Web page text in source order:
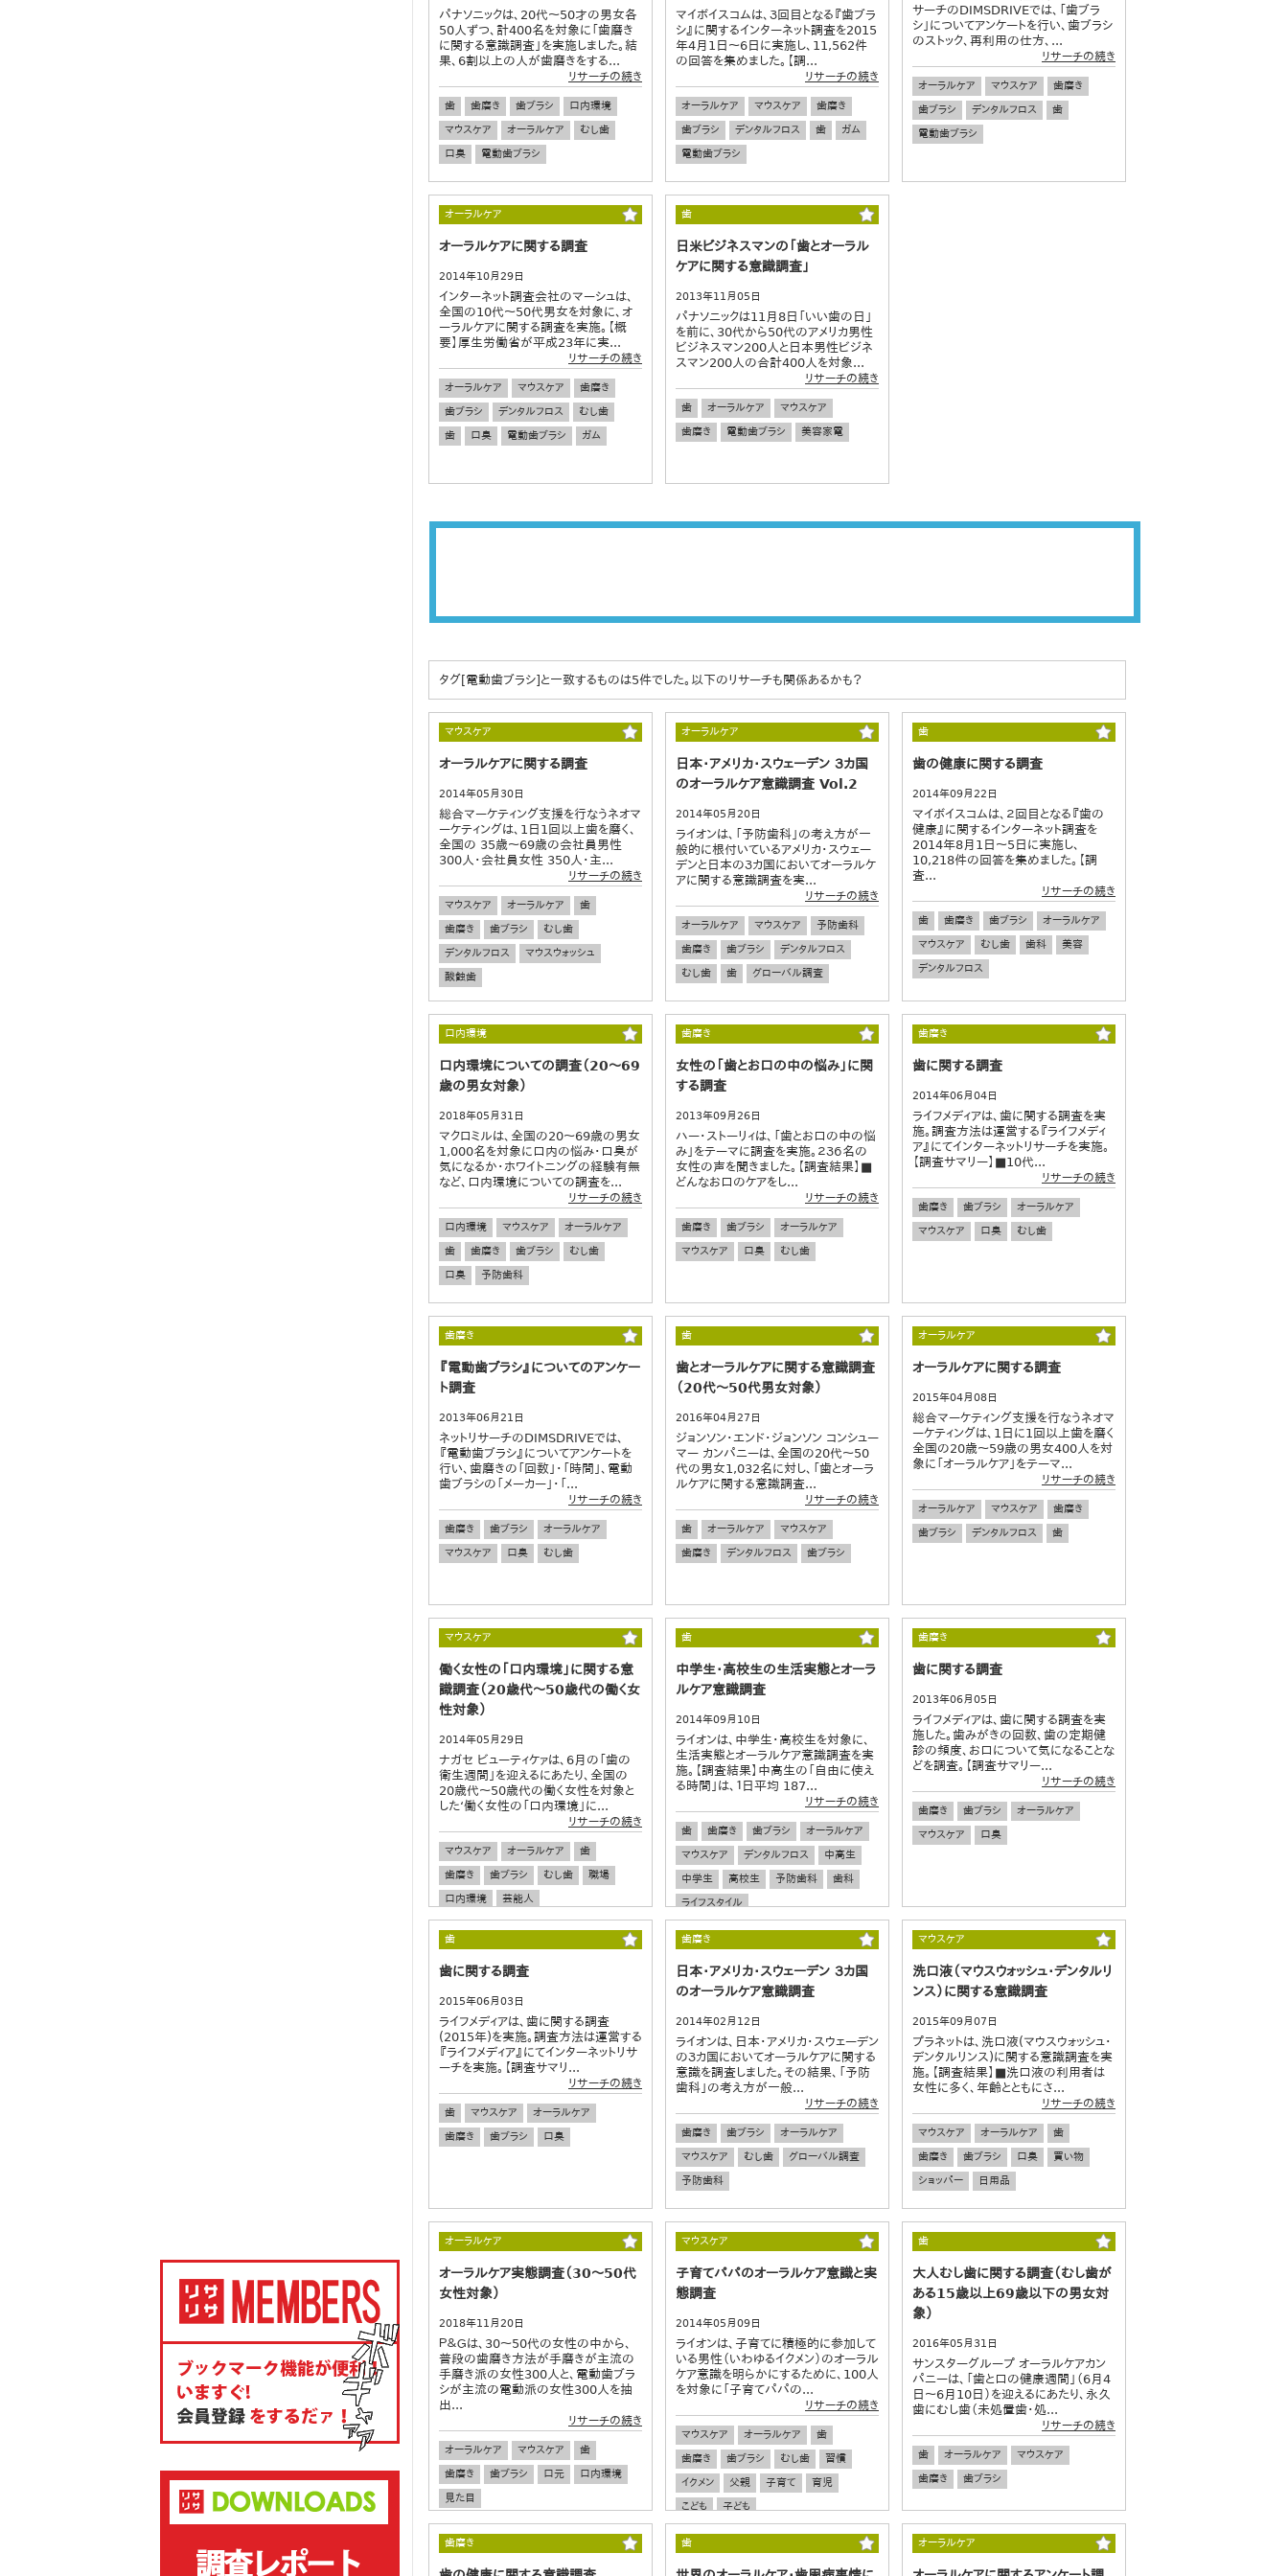
パナソニックは、20代～50才の男女各
50人ずつ、計400名を対象に「歯磨き
に関する意識調査」を実施しました。結
果、6割以上の人が歯磨きをする...
リサーチの続き
歯 歯磨き 歯ブラシ
口内環境
マウスケア
オーラルケア
むし歯
口臭
電動歯ブラシ
マイボイスコムは、３回目となる『歯ブラ
シ』に関するインターネット調査を2015
年4月1日～6日に実施し、11,562件
の回答を集めました。【調...
リサーチの続き
オーラルケア マウスケア
歯磨き
歯ブラシ
デンタルフロス 歯
ガム
電動歯ブラシ
サーチのDIMSDRIVEでは、「歯ブラ
シ」についてアンケートを行い、歯ブラシ
のストック、再利用の仕方、...
リサーチの続き
オーラルケア マウスケア
歯磨き
歯ブラシ
デンタルフロス
歯
電動歯ブラシ
オーラルケア
オーラルケアに関する調査
2014年10月29日
インターネット調査会社のマーシュは、
全国の10代～50代男女を対象に、オ
ーラルケアに関する調査を実施。【概
要】厚生労働省が平成23年に実...
リサーチの続き
オーラルケア マウスケア
歯磨き
歯ブラシ
デンタルフロス
むし歯
歯
口臭 電動歯ブラシ ガム
歯
日米ビジネスマンの「歯とオーラル
ケアに関する意識調査」
2013年11月05日
パナソニックは11月8日「いい歯の日」
を前に、30代から50代のアメリカ男性
ビジネスマン200人と日本男性ビジネ
スマン200人の合計400人を対象...
リサーチの続き
歯 オーラルケア
マウスケア
歯磨き
電動歯ブラシ 美容家電
タグ[電動歯ブラシ]と一致するものは5件でした。以下のリサーチも関係あるかも？
マウスケア
オーラルケアに関する調査
2014年05月30日
総合マーケティング支援を行なうネオマ
ーケティングは、1日1回以上歯を磨く、
全国の 35歳～69歳の会社員男性
300人・会社員女性 350人・主...
リサーチの続き
マウスケア オーラルケア
歯
歯磨き
歯ブラシ
むし歯
デンタルフロス
マウスウォッシュ
酸蝕歯
オーラルケア
日本・アメリカ・スウェーデン ３カ国
のオーラルケア意識調査 Vol.2
2014年05月20日
ライオンは、「予防歯科」の考え方が一
般的に根付いているアメリカ・スウェー
デンと日本の３カ国においてオーラルケ
アに関する意識調査を実...
リサーチの続き
オーラルケア マウスケア
予防歯科
歯磨き
歯ブラシ
デンタルフロス
むし歯
歯 グローバル調査
歯
歯の健康に関する調査
2014年09月22日
マイボイスコムは、２回目となる『歯の
健康』に関するインターネット調査を
2014年8月1日～5日に実施し、
10,218件の回答を集めました。【調
査...
リサーチの続き
歯 歯磨き 歯ブラシ
オーラルケア
マウスケア
むし歯 歯科
美容
デンタルフロス
口内環境
口内環境についての調査（20～69
歳の男女対象）
2018年05月31日
マクロミルは、全国の20～69歳の男女
1,000名を対象に口内の悩み・口臭が
気になるか・ホワイトニングの経験有無
など、口内環境についての調査を...
リサーチの続き
口内環境 マウスケア
オーラルケア
歯
歯磨き 歯ブラシ
むし歯
口臭
予防歯科
歯磨き
女性の「歯とお口の中の悩み」に関
する調査
2013年09月26日
ハー・ストーリィは、「歯とお口の中の悩
み」をテーマに調査を実施。２３６名の
女性の声を聞きました。【調査結果】■
どんなお口のケアをし...
リサーチの続き
歯磨き 歯ブラシ
オーラルケア
マウスケア
口臭 むし歯
歯磨き
歯に関する調査
2014年06月04日
ライフメディアは、歯に関する調査を実
施。調査方法は運営する『ライフメディ
ア』にてインターネットリサーチを実施。
【調査サマリー】■10代...
リサーチの続き
歯磨き 歯ブラシ
オーラルケア
マウスケア
口臭 むし歯
歯磨き
『電動歯ブラシ』についてのアンケー
ト調査
2013年06月21日
ネットリサーチのDIMSDRIVEでは、
『電動歯ブラシ』についてアンケートを
行い、歯磨きの「回数」・「時間」、電動
歯ブラシの「メーカー」・「...
リサーチの続き
歯磨き 歯ブラシ
オーラルケア
マウスケア
口臭 むし歯
歯
歯とオーラルケアに関する意識調査
（20代～50代男女対象）
2016年04月27日
ジョンソン・エンド・ジョンソン コンシュー
マー カンパニーは、全国の20代～50
代の男女1,032名に対し、「歯とオーラ
ルケアに関する意識調査...
リサーチの続き
歯 オーラルケア
マウスケア
歯磨き
デンタルフロス 歯ブラシ
オーラルケア
オーラルケアに関する調査
2015年04月08日
総合マーケティング支援を行なうネオマ
ーケティングは、1日に1回以上歯を磨く
全国の20歳～59歳の男女400人を対
象に「オーラルケア」をテーマ...
リサーチの続き
オーラルケア マウスケア
歯磨き
歯ブラシ
デンタルフロス 歯
マウスケア
働く女性の「口内環境」に関する意
識調査（20歳代～50歳代の働く女
性対象）
2014年05月29日
ナガセ ビューティケァは、6月の「歯の
衛生週間」を迎えるにあたり、全国の
20歳代～50歳代の働く女性を対象と
した‘働く女性の「口内環境」に...
リサーチの続き
マウスケア オーラルケア
歯
歯磨き
歯ブラシ むし歯
職場
口内環境
芸能人
歯
中学生・高校生の生活実態とオーラ
ルケア意識調査
2014年09月10日
ライオンは、中学生・高校生を対象に、
生活実態とオーラルケア意識調査を実
施。【調査結果】中高生の「自由に使え
る時間」は、１日平均 187...
リサーチの続き
歯 歯磨き 歯ブラシ
オーラルケア
マウスケア
デンタルフロス
中高生
中学生
高校生 予防歯科
歯科
ライフスタイル
歯磨き
歯に関する調査
2013年06月05日
ライフメディアは、歯に関する調査を実
施した。歯みがきの回数、歯の定期健
診の頻度、お口について気になることな
どを調査。【調査サマリー...
リサーチの続き
歯磨き 歯ブラシ
オーラルケア
マウスケア
口臭
歯
歯に関する調査
2015年06月03日
ライフメディアは、歯に関する調査
(2015年)を実施。調査方法は運営する
『ライフメディア』にてインターネットリサ
ーチを実施。【調査サマリ...
リサーチの続き
歯 マウスケア
オーラルケア
歯磨き
歯ブラシ 口臭
歯磨き
日本・アメリカ・スウェーデン ３カ国
のオーラルケア意識調査
2014年02月12日
ライオンは、日本・アメリカ・スウェーデン
の３カ国においてオーラルケアに関する
意識を調査しました。その結果、「予防
歯科」の考え方が一般...
リサーチの続き
歯磨き 歯ブラシ
オーラルケア
マウスケア
むし歯
グローバル調査
予防歯科
マウスケア
洗口液（マウスウォッシュ・デンタルリ
ンス）に関する意識調査
2015年09月07日
プラネットは、洗口液(マウスウォッシュ・
デンタルリンス)に関する意識調査を実
施。【調査結果】■洗口液の利用者は
女性に多く、年齢とともにさ...
リサーチの続き
マウスケア オーラルケア
歯
歯磨き
歯ブラシ 口臭
買い物
ショッパー
日用品
オーラルケア
オーラルケア実態調査（30〜50代
女性対象）
2018年11月20日
Ｐ＆Ｇは、30～50代の女性の中から、
普段の歯磨き方法が手磨きが主流の
手磨き派の女性300人と、電動歯ブラ
シが主流の電動派の女性300人を抽
出...
リサーチの続き
オーラルケア マウスケア
歯
歯磨き
歯ブラシ 口元
口内環境
見た目
マウスケア
子育てパパのオーラルケア意識と実
態調査
2014年05月09日
ライオンは、子育てに積極的に参加して
いる男性（いわゆるイクメン）のオーラル
ケア意識を明らかにするために、100人
を対象に「子育てパパの...
リサーチの続き
マウスケア オーラルケア
歯
歯磨き
歯ブラシ むし歯
習慣
イクメン
父親 子育て
育児
こども
子ども
歯
大人むし歯に関する調査（むし歯が
ある15歳以上69歳以下の男女対
象）
2016年05月31日
サンスターグループ オーラルケアカン
パニーは、「歯と口の健康週間」（6月4
日〜6月10日）を迎えるにあたり、永久
歯にむし歯（未処置歯・処...
リサーチの続き
歯 オーラルケア
マウスケア
歯磨き
歯ブラシ
歯磨き 歯 オーラルケア